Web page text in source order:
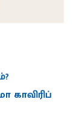
காவிரிப்